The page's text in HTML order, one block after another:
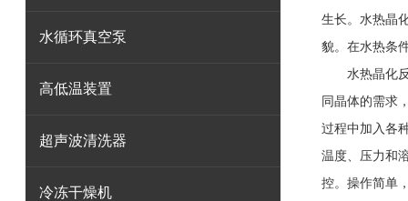
生长。水热晶
貌。在水热条
水热晶化
同晶体的需求
过程中加入各
温度、压力和
控。操作简单
水循环真空泵
高低温装置
超声波清洗器
冷冻干燥机